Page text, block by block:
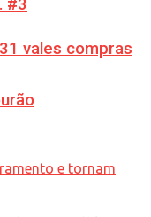
vales compras
#3